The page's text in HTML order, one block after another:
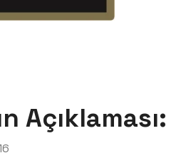
Açıklaması: